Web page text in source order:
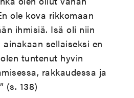
ole kova rikkomaan
ihmisiä. Isä oli niin
sellaiseksi en
tuntenut hyvin
rakkaudessa ja
(s. 138)